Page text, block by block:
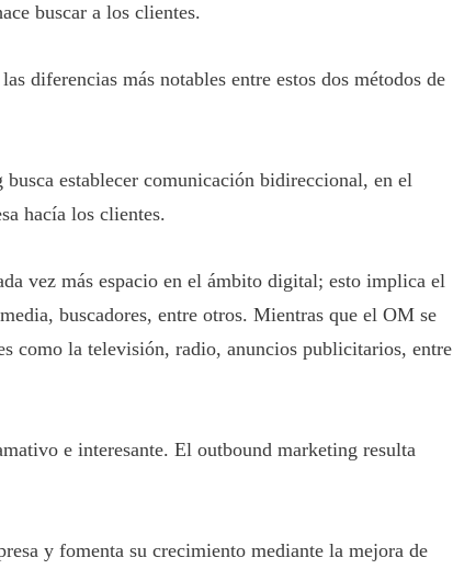
buscar a los clientes.
diferencias más notables entre estos dos métodos de
establecer comunicación bidireccional, en el
hacía los clientes.
vez más espacio en el ámbito digital; esto implica el
buscadores, entre otros. Mientras que el OM se
como la televisión, radio, anuncios publicitarios, entre
e interesante. El outbound marketing resulta
y fomenta su crecimiento mediante la mejora de